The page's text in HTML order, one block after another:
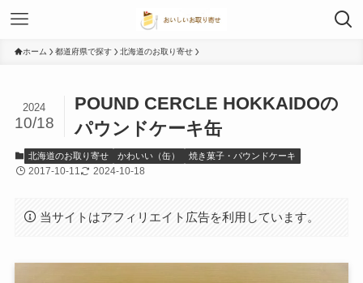
ホーム 都道府県で探す 北海道のお取り寄せ
POUND CERCLE HOKKAIDOの
パウンドケーキ缶
2024
10/18
北海道のお取り寄せ かわいい（缶） 焼き菓子・パウンドケーキ
2017-10-11 2024-10-18
当サイトはアフィリエイト広告を利用しています。